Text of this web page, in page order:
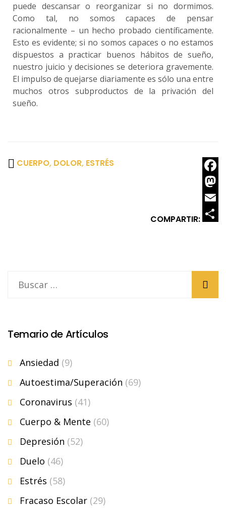
puede descansar o reorganizar si no dormimos.
Como tal, no somos capaces de pensar
racionalmente – un hecho probado científicamente.
Esto es evidente; si no somos capaces o no estamos
dispuestos a practicar buenos hábitos de sueño,
nuestro juicio y decisiones se deteriora gravemente.
El impulso de quejarse diariamente es sólo una entre
muchos otros subproductos de la privación del
sueño.
CUERPO, DOLOR, ESTRÉS
COMPARTIR: Email
Temario de Artículos
Ansiedad (9)
Autoestima/Superación (69)
Coronavirus (41)
Cuerpo & Mente (60)
Depresión (52)
Duelo (46)
Estrés (58)
Fracaso Escolar (29)